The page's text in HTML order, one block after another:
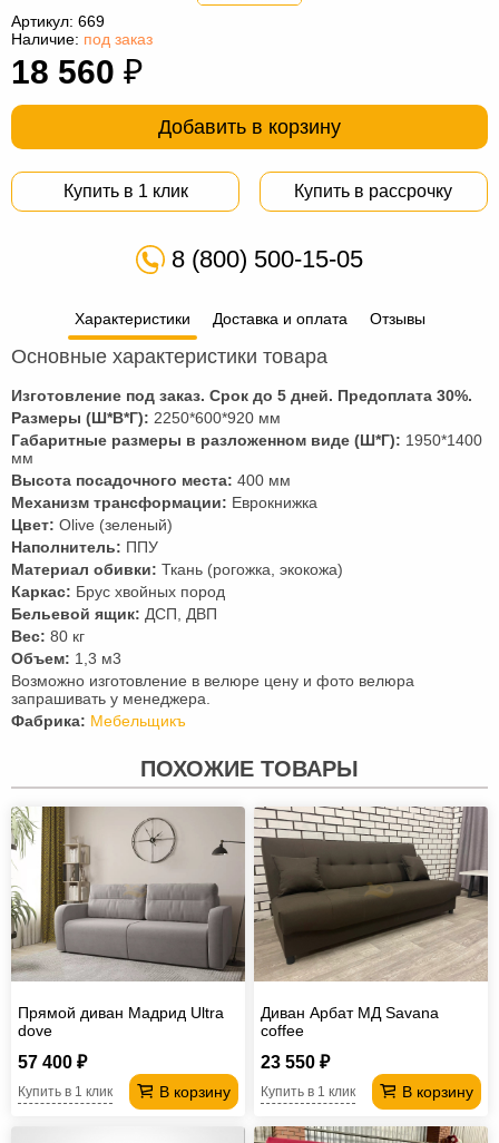
мешки
Мебель
из
Садовая
Артикул: 669
Наличие: под заказ
18 560 ₽
Добавить в корзину
Купить в 1 клик Купить в рассрочку
8 (800) 500-15-05
Характеристики Доставка и оплата Отзывы
Основные характеристики товара
Изготовление под заказ. Срок до 5 дней. Предоплата 30%.
Размеры (Ш*В*Г): 2250*600*920 мм
Габаритные размеры в разложенном виде (Ш*Г): 1950*1400
мм
Высота посадочного места: 400 мм
Механизм трансформации: Еврокнижка
Цвет: Olive (зеленый)
Наполнитель: ППУ
Материал обивки: Ткань (рогожка, экокожа)
Каркас: Брус хвойных пород
Бельевой ящик: ДСП, ДВП
Вес: 80 кг
Объем: 1,3 м3
Возможно изготовление в велюре цену и фото велюра
запрашивать у менеджера.
Фабрика: Мебельщикъ
ПОХОЖИЕ ТОВАРЫ
Прямой диван Мадрид Ultra
dove
57 400 ₽
В корзину
Купить в 1 клик
Диван Арбат МД Savana
coffee
23 550 ₽
В корзину
Купить в 1 клик